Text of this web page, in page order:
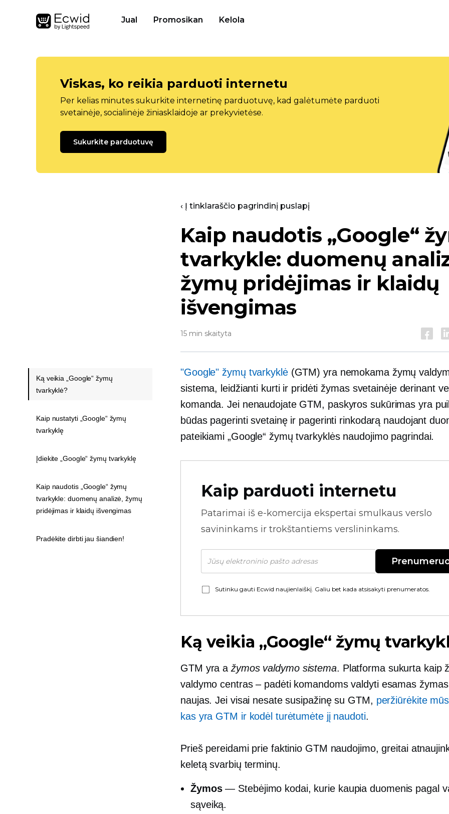
Jual Promosikan Kelola
Viskas, ko reikia parduoti internetu
Per kelias minutes sukurkite internetinę parduotuvę, kad galėtumėte parduoti
svetainėje, socialinėje žiniasklaidoje ar prekyvietėse.
Sukurkite parduotuvę
‹ Į tinklaraščio pagrindinį puslapį
Kaip naudotis „Google“
tvarkykle: duomenų
žymų pridėjimas ir klaidų
išvengimas
15 min skaityta
"Google" žymų tvarkyklė(GTM) yra nemokama žymų
sistema, leidžianti kurti ir pridėti žymas svetainėje derinant
komanda. Jei nenaudojate GTM, paskyros sukūrimas yra
būdas pagerinti svetainę ir pagerinti rinkodarą naudojant
pateikiami „Google“ žymų tvarkyklės naudojimo pagrindai.
Kaip parduoti internetu
Patarimai iš e-komercija ekspertai smulkaus verslo
savininkams ir trokštantiems verslininkams.
Sutinku gauti Ecwid naujienlaiškį. Galiu bet kada atsisakyti prenumeratos.
Ką veikia „Google“ žymų
GTM yra a žymos valdymo sistema. Platforma sukurta kaip
valdymo centras – padėti komandoms valdyti esamas
naujas. Jei visai nesate susipažinę su GTM, peržiūrėkite
kas yra GTM ir kodėl turėtumėte jį naudoti.
Prieš pereidami prie faktinio GTM naudojimo, greitai
keletą svarbių terminų.
Žymos— Stebėjimo kodai, kurie kaupia duomenis pagal
sąveiką.
Ką veikia „Google“ žymų
tvarkyklė?
Kaip nustatyti „Google“ žymų
tvarkyklę
Įdiekite „Google“ žymų tvarkyklę
Kaip naudotis „Google“ žymų
tvarkykle: duomenų analizė, žymų
pridėjimas ir klaidų išvengimas
Pradėkite dirbti jau šiandien!